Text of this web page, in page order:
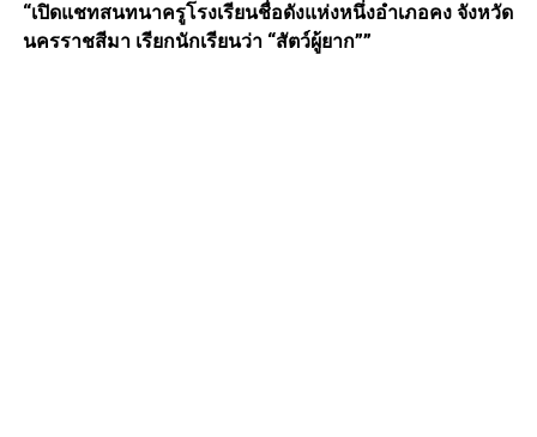
“เปิดแชทสนทนาครูโรงเรียนชื่อดังแห่งหนึ่งอำเภอคง จังหวัด
นครราชสีมา เรียกนักเรียนว่า “สัตว์ผู้ยาก””